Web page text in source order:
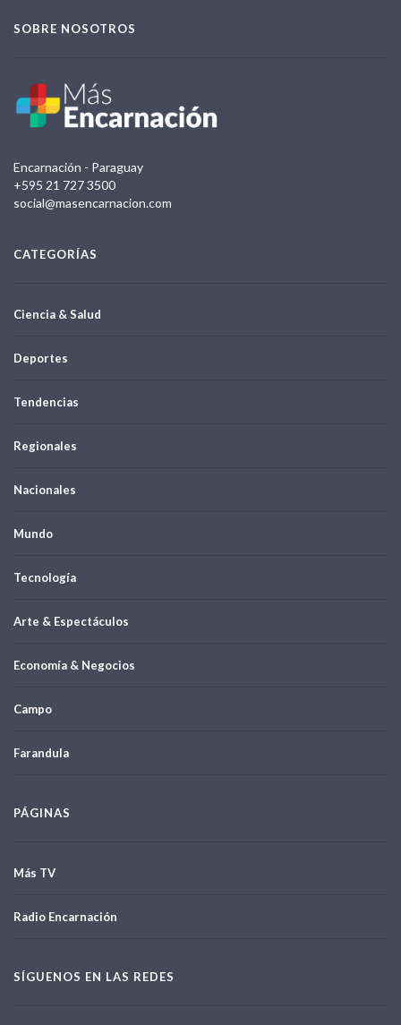
SOBRE NOSOTROS
Encarnación - Paraguay
+595 21 727 3500
social@masencarnacion.com
CATEGORÍAS
Ciencia & Salud
Deportes
Tendencias
Regionales
Nacionales
Mundo
Tecnología
Arte & Espectáculos
Economía & Negocios
Campo
Farandula
PÁGINAS
Más TV
Radio Encarnación
SÍGUENOS EN LAS REDES